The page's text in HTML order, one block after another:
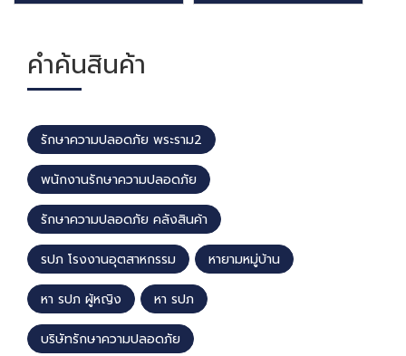
คำค้นสินค้า
รักษาความปลอดภัย พระราม2
พนักงานรักษาความปลอดภัย
รักษาความปลอดภัย คลังสินค้า
รปภ โรงงานอุตสาหกรรม หายามหมู่บ้าน
หา รปภ ผู้หญิง หา รปภ
บริษัทรักษาความปลอดภัย